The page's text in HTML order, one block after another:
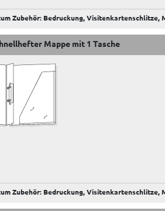
Zubehör: Bedruckung, Visitenkartenschlitze,
Mappe mit 1 Tasche
Zubehör: Bedruckung, Visitenkartenschlitze,